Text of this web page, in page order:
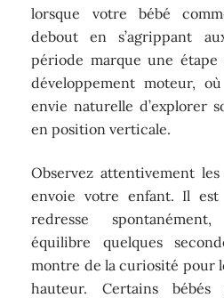
lorsque votre bébé
debout en s’agrippant
période marque une étape
développement moteur,
envie naturelle d’explorer
en position verticale.
Observez attentivement
envoie votre enfant. Il
redresse
équilibre quelques
montre de la curiosité pour
hauteur. Certains bébés